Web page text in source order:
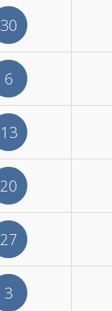
30
6
13
20
27
3